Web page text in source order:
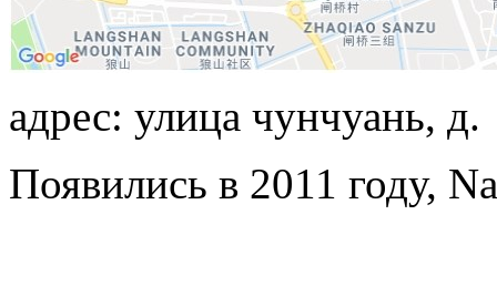
адрес: улица чунчуань, д.
Появились в 2011 году,